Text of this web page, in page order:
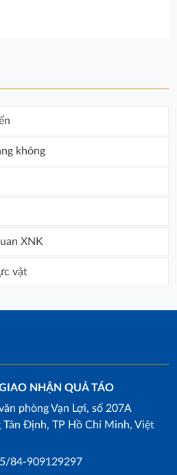
không
XNK
vật
NHẬN QUẢ TÁO
phòng Vạn Lợi, số 207A
Tân Định, TP Hồ Chí Minh, Việt
84-909129297